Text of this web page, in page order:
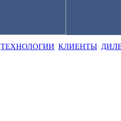
ТЕХНОЛОГИИ КЛИЕНТЫ